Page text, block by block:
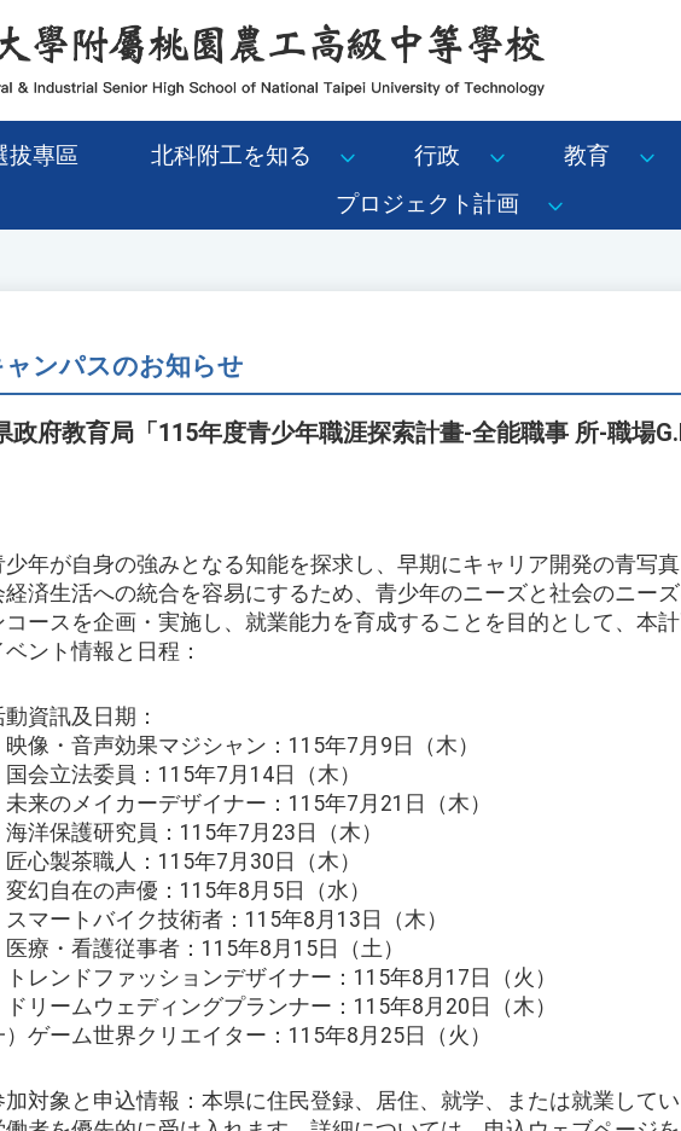
拔專區 北科附工を知る 行政 教育
プロジェクト計画
ャンパスのお知らせ
政府教育局「115年度青少年職涯探索計畫-全能職事 所-職場
少年が自身の強みとなる知能を探求し、早期にキャリア開発の青写
経済生活への統合を容易にするため、青少年のニーズと社会のニー
コースを企画・実施し、就業能力を育成することを目的として、本計
ント情報と日程：
資訊及日期：
映像・音声効果マジシャン：115年7月9日（木）
国会立法委員：115年7月14日（木）
未来のメイカーデザイナー：115年7月21日（木）
海洋保護研究員：115年7月23日（木）
匠心製茶職人：115年7月30日（木）
変幻自在の声優：115年8月5日（水）
スマートバイク技術者：115年8月13日（木）
医療・看護従事者：115年8月15日（土）
トレンドファッションデザイナー：115年8月17日（火）
ドリームウェディングプランナー：115年8月20日（木）
）ゲーム世界クリエイター：115年8月25日（火）
加対象と申込情報：本県に住民登録、居住、就学、または就業して